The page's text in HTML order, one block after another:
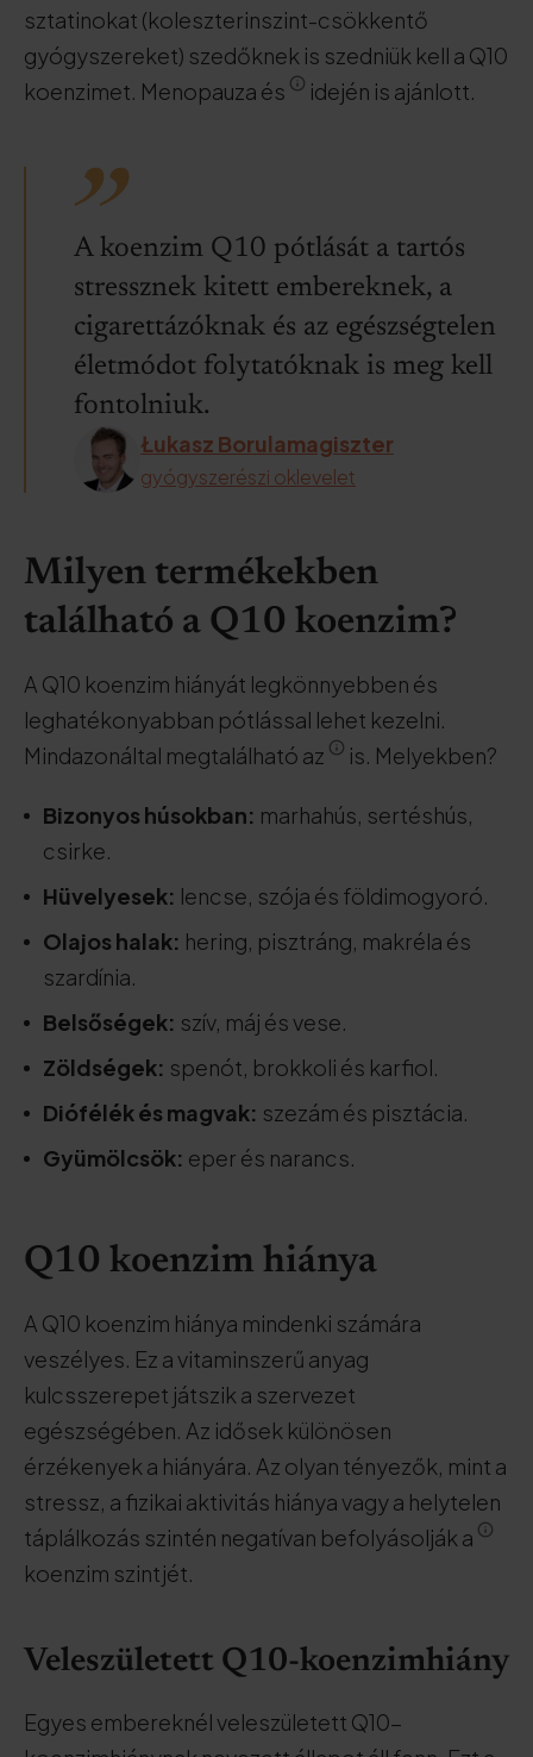
sztatinokat (koleszterinszint-csökkentő
gyógyszereket) szedőknek is szedniük kell a Q10
koenzimet. Menopauza és
idején is ajánlott.
A koenzim Q10 pótlását a tartós
stressznek kitett embereknek, a
cigarettázóknak és az egészségtelen
életmódot folytatóknak is meg kell
fontolniuk.
Łukasz Borulamagiszter
gyógyszerészi oklevelet
Milyen termékekben
található a Q10 koenzim?
A Q10 koenzim hiányát legkönnyebben és
leghatékonyabban pótlással lehet kezelni.
Mindazonáltal megtalálható az
is. Melyekben?
Bizonyos húsokban: marhahús, sertéshús,
csirke.
Hüvelyesek: lencse, szója és földimogyoró.
Olajos halak: hering, pisztráng, makréla és
szardínia.
Belsőségek: szív, máj és vese.
Zöldségek: spenót, brokkoli és karfiol.
Diófélék és magvak: szezám és pisztácia.
Gyümölcsök: eper és narancs.
Q10 koenzim hiánya
A Q10 koenzim hiánya mindenki számára
veszélyes. Ez a vitaminszerű anyag
kulcsszerepet játszik a szervezet
egészségében. Az idősek különösen
érzékenyek a hiányára. Az olyan tényezők, mint a
stressz, a fizikai aktivitás hiánya vagy a helytelen
táplálkozás szintén negatívan befolyásolják a
koenzim szintjét.
Veleszületett Q10-koenzimhiány
Egyes embereknél veleszületett Q10-